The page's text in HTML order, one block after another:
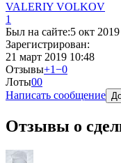
VALERIY VOLKOV
1
Был на сайте:5 окт
Зарегистрирован:
21 март 2019 10:48
Отзывы+1−0
Лоты00
Написать сообщение
Отзывы о